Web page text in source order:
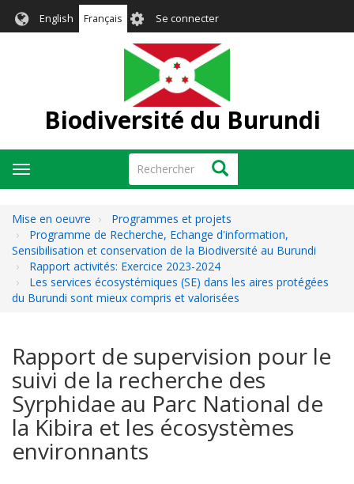
English Français User
account
menu
Se connecter
Biodiversité du Burundi
Rechercher Rechercher
Toggle
navigation
Mise en oeuvre
Programmes et projets
Programme de Recherche, Echange d'information,
Sensibilisation et conservation de la Biodiversité au Burundi
Rapport activités: Exercice 2023-2024
Les services écosystémiques (SE) dans les aires protégées
du Burundi sont mieux compris et valorisées
Rapport de supervision pour le
suivi de la recherche des
Syrphidae au Parc National de
la Kibira et les écosystèmes
environnants